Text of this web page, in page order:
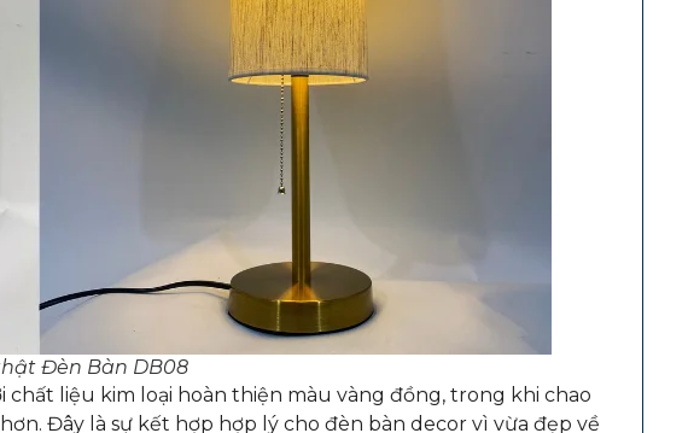
Đèn Bàn DB08
liệu kim loại hoàn thiện màu vàng đồng, trong khi chao
Đây là sự kết hợp hợp lý cho đèn bàn decor vì vừa đẹp về